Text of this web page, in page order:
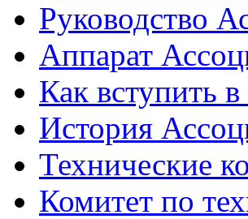
Руководство
Аппарат
Как вступить
История
Технические
Комитет по